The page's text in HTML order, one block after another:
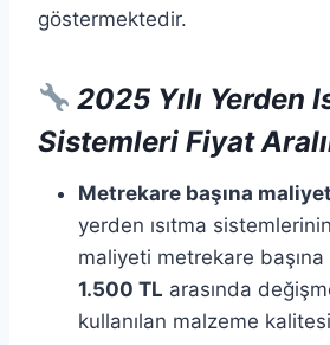
göstermektedir.​
2025 Yılı Yerden
Sistemleri Fiyat
Metrekare başına
yerden ısıtma
maliyeti metrekare başına
1.500 TL arasında
kullanılan malzeme